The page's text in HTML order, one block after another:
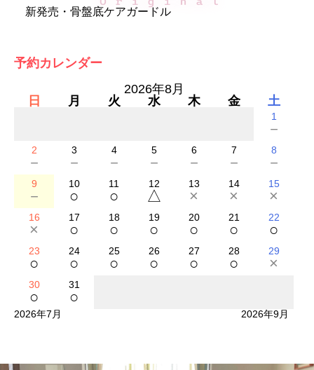
新発売・骨盤底ケアガードル
予約カレンダー
2026年8月
日
月 火 水 木 金 土
1
－
2
－
3
－
4
－
5
－
6
－
7
－
8
－
9
－
10
○
11
○
12
△
13
×
14
×
15
×
16
×
17
○
18
○
19
○
20
○
21
○
22
○
23
○
24
○
25
○
26
○
27
○
28
○
29
×
30
○
31
○
2026年7月 2026年9月